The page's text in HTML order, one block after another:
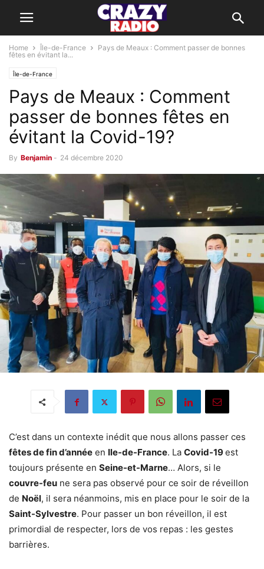
Home Île-de-France
Pays de Meaux : Comment passer de bonnes
fêtes en évitant la...
Île-de-France
Pays de Meaux : Comment
passer de bonnes fêtes en
évitant la Covid-19?
By Benjamin - 24 décembre 2020
C’est dans un contexte inédit que nous allons passer ces
fêtes de fin d’année en Ile-de-France. La Covid-19est
toujours présente en Seine-et-Marne… Alors, si le
couvre-feu ne sera pas observé pour ce soir de réveillon
de Noël, il sera néanmoins, mis en place pour le soir de la
Saint-Sylvestre. Pour passer un bon réveillon, il est
primordial de respecter, lors de vos repas : les gestes
barrières.